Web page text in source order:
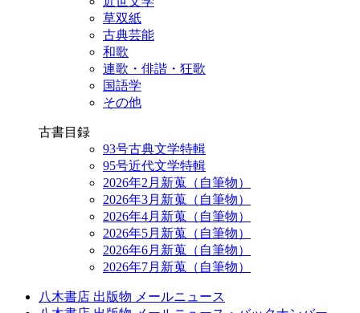
草双紙
古典芸能
和歌
連歌・俳諧・狂歌
国語学
その他
古書目録
93号古典文学特輯
95号近代文学特輯
2026年2月新蒐（自筆物）
2026年3月新蒐（自筆物）
2026年4月新蒐（自筆物）
2026年5月新蒐（自筆物）
2026年6月新蒐（自筆物）
2026年7月新蒐（自筆物）
八木書店 出版物 メールニュース